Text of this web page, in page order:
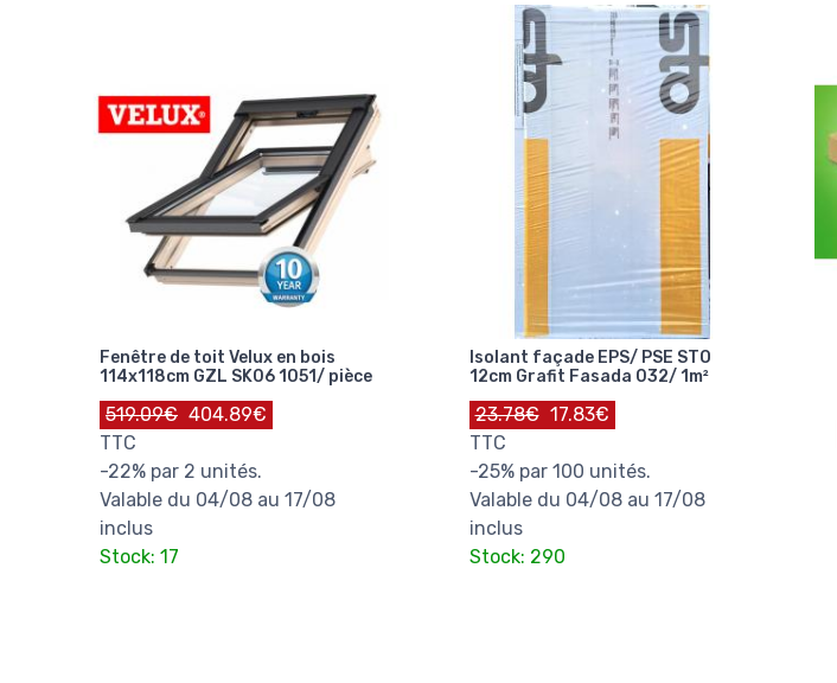
Fenêtre de toit Velux en bois
114x118cm GZL SK06 1051/ pièce
519.09€ 404.89€
TTC
-22% par 2 unités.
Valable du 04/08 au 17/08
inclus
Stock: 17
Isolant façade EPS/ PSE STO
12cm Grafit Fasada 032/ 1m²
23.78€ 17.83€
TTC
-25% par 100 unités.
Valable du 04/08 au 17/08
inclus
Stock: 290